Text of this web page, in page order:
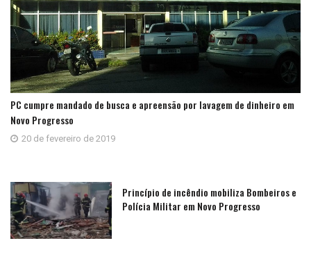
PC cumpre mandado de busca e apreensão por lavagem de dinheiro em
Novo Progresso
20 de fevereiro de 2019
Princípio de incêndio mobiliza Bombeiros e
Polícia Militar em Novo Progresso